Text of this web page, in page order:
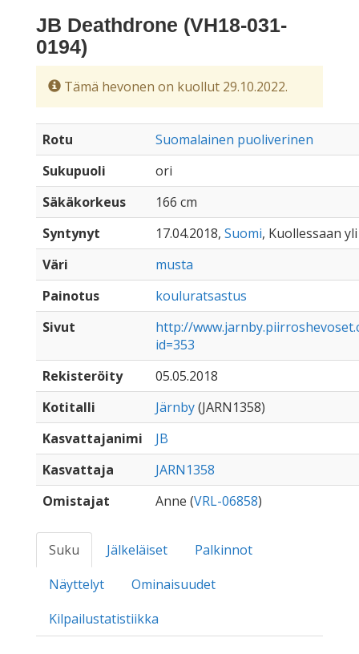
JB Deathdrone (VH18-031-
0194)
Tämä hevonen on kuollut 29.10.2022.
Rotu
Suomalainen puoliverinen
Sukupuoli
ori
Säkäkorkeus
166 cm
Syntynyt
17.04.2018, Suomi, Kuollessaan
Väri
musta
Painotus
kouluratsastus
Sivut
http://
id=353
Rekisteröity
05.05.2018
Kotitalli
Järnby(JARN1358)
Kasvattajanimi
JB
Kasvattaja
JARN1358
Omistajat
Anne (VRL-06858)
Suku Jälkeläiset
Palkinnot
Näyttelyt
Ominaisuudet
Kilpailustatistiikka